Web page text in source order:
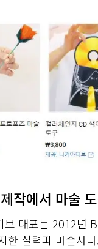
작에서 마술
브 대표는 2012년
한 실력파 마술사